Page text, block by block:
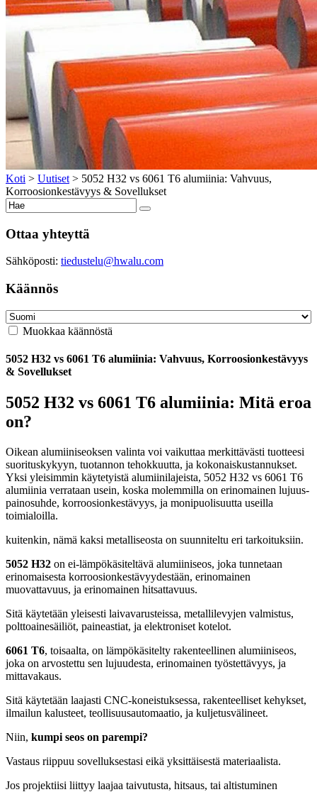
Koti > Uutiset > 5052 H32 vs 6061 T6 alumiinia: Vahvuus,
Korroosionkestävyys & Sovellukset
Ottaa yhteyttä
Sähköposti: tiedustelu@hwalu.com
Käännös
Muokkaa käännöstä
5052 H32 vs 6061 T6 alumiinia: Vahvuus, Korroosionkestävyys
& Sovellukset
5052 H32 vs 6061 T6 alumiinia: Mitä eroa
on?
Oikean alumiiniseoksen valinta voi vaikuttaa merkittävästi tuotteesi
suorituskykyyn, tuotannon tehokkuutta, ja kokonaiskustannukset.
Yksi yleisimmin käytetyistä alumiinilajeista, 5052 H32 vs 6061 T6
alumiinia verrataan usein, koska molemmilla on erinomainen lujuus-
painosuhde, korroosionkestävyys, ja monipuolisuutta useilla
toimialoilla.
kuitenkin, nämä kaksi metalliseosta on suunniteltu eri tarkoituksiin.
5052 H32 on ei-lämpökäsiteltävä alumiiniseos, joka tunnetaan
erinomaisesta korroosionkestävyydestään, erinomainen
muovattavuus, ja erinomainen hitsattavuus.
Sitä käytetään yleisesti laivavarusteissa, metallilevyjen valmistus,
polttoainesäiliöt, paineastiat, ja elektroniset kotelot.
6061 T6, toisaalta, on lämpökäsitelty rakenteellinen alumiiniseos,
joka on arvostettu sen lujuudesta, erinomainen työstettävyys, ja
mittavakaus.
Sitä käytetään laajasti CNC-koneistuksessa, rakenteelliset kehykset,
ilmailun kalusteet, teollisuusautomaatio, ja kuljetusvälineet.
Niin, kumpi seos on parempi?
Vastaus riippuu sovelluksestasi eikä yksittäisestä materiaalista.
Jos projektiisi liittyy laajaa taivutusta, hitsaus, tai altistuminen